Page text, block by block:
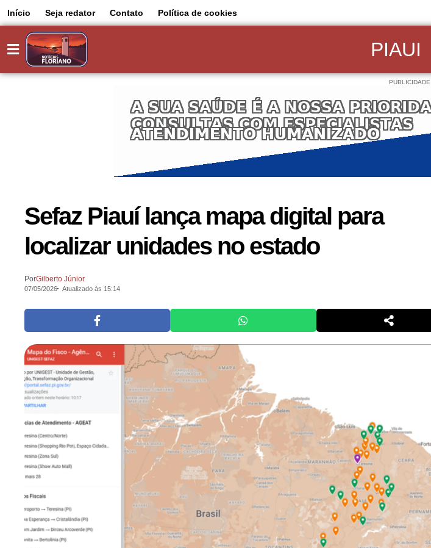
Início Seja redator Contato Política de cookies
PIAUI
PUBLICIDADE
Sefaz Piauí lança mapa digital para
localizar unidades no estado
PorGilberto Júnior
07/05/2026 Atualizado às 15:14